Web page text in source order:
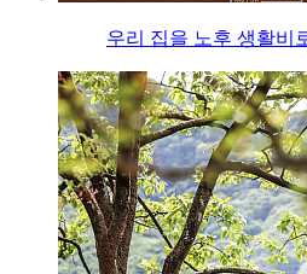
우리 집을 노후 생활비